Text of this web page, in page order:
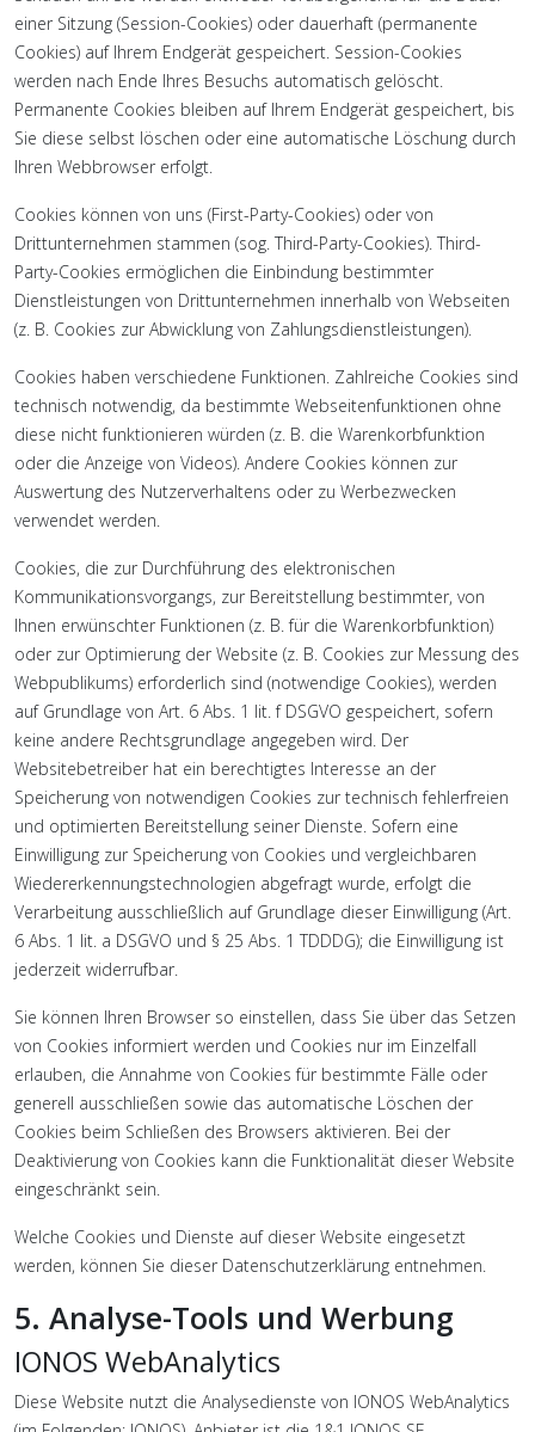
einer Sitzung (Session-Cookies) oder dauerhaft (permanente
Cookies) auf Ihrem Endgerät gespeichert. Session-Cookies
werden nach Ende Ihres Besuchs automatisch gelöscht.
Permanente Cookies bleiben auf Ihrem Endgerät gespeichert, bis
Sie diese selbst löschen oder eine automatische Löschung durch
Ihren Webbrowser erfolgt.
Cookies können von uns (First-Party-Cookies) oder von
Drittunternehmen stammen (sog. Third-Party-Cookies). Third-
Party-Cookies ermöglichen die Einbindung bestimmter
Dienstleistungen von Drittunternehmen innerhalb von Webseiten
(z. B. Cookies zur Abwicklung von Zahlungsdienstleistungen).
Cookies haben verschiedene Funktionen. Zahlreiche Cookies sind
technisch notwendig, da bestimmte Webseitenfunktionen ohne
diese nicht funktionieren würden (z. B. die Warenkorbfunktion
oder die Anzeige von Videos). Andere Cookies können zur
Auswertung des Nutzerverhaltens oder zu Werbezwecken
verwendet werden.
Cookies, die zur Durchführung des elektronischen
Kommunikationsvorgangs, zur Bereitstellung bestimmter, von
Ihnen erwünschter Funktionen (z. B. für die Warenkorbfunktion)
oder zur Optimierung der Website (z. B. Cookies zur Messung des
Webpublikums) erforderlich sind (notwendige Cookies), werden
auf Grundlage von Art. 6 Abs. 1 lit. f DSGVO gespeichert, sofern
keine andere Rechtsgrundlage angegeben wird. Der
Websitebetreiber hat ein berechtigtes Interesse an der
Speicherung von notwendigen Cookies zur technisch fehlerfreien
und optimierten Bereitstellung seiner Dienste. Sofern eine
Einwilligung zur Speicherung von Cookies und vergleichbaren
Wiedererkennungstechnologien abgefragt wurde, erfolgt die
Verarbeitung ausschließlich auf Grundlage dieser Einwilligung (Art.
6 Abs. 1 lit. a DSGVO und § 25 Abs. 1 TDDDG); die Einwilligung ist
jederzeit widerrufbar.
Sie können Ihren Browser so einstellen, dass Sie über das Setzen
von Cookies informiert werden und Cookies nur im Einzelfall
erlauben, die Annahme von Cookies für bestimmte Fälle oder
generell ausschließen sowie das automatische Löschen der
Cookies beim Schließen des Browsers aktivieren. Bei der
Deaktivierung von Cookies kann die Funktionalität dieser Website
eingeschränkt sein.
Welche Cookies und Dienste auf dieser Website eingesetzt
werden, können Sie dieser Datenschutzerklärung entnehmen.
5. Analyse-Tools und Werbung
IONOS WebAnalytics
Diese Website nutzt die Analysedienste von IONOS WebAnalytics